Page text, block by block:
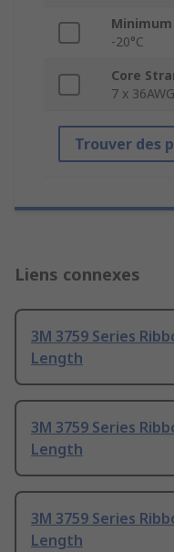
-20°C
Core
7 x 36AWG
Trouver des
Liens connexes
3M 3759 Series
Length
3M 3759 Series
Length
3M 3759 Series
Length